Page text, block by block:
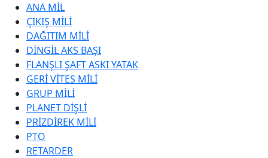
ANA MİL
ÇIKIŞ MİLİ
DAĞITIM MİLİ
DİNGİL AKS BAŞI
FLANŞLI ŞAFT ASKI YATAK
GERİ VİTES MİLİ
GRUP MİLİ
PLANET DİŞLİ
PRİZDİREK MİLİ
PTO
RETARDER